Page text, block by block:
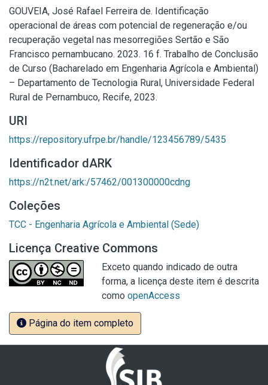
GOUVEIA, José Rafael Ferreira de. Identificação
operacional de áreas com potencial de regeneração e/ou
recuperação vegetal nas mesorregiões Sertão e São
Francisco pernambucano. 2023. 16 f. Trabalho de Conclusão
de Curso (Bacharelado em Engenharia Agrícola e Ambiental)
– Departamento de Tecnologia Rural, Universidade Federal
Rural de Pernambuco, Recife, 2023.
URI
https://repository.ufrpe.br/handle/123456789/5435
Identificador dARK
https://n2t.net/ark:/57462/001300000cdng
Coleções
TCC - Engenharia Agrícola e Ambiental (Sede)
Licença Creative Commons
Exceto quando indicado de outra
forma, a licença deste item é descrita
como openAccess
Página do item completo